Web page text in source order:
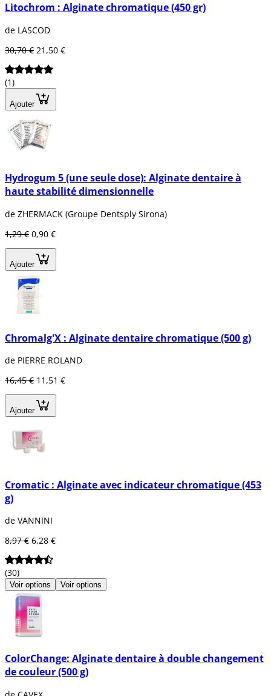
Litochrom : Alginate chromatique (450 gr)
de LASCOD
30,70 € 21,50 €
(1)
Ajouter
Hydrogum 5 (une seule dose): Alginate dentaire à
haute stabilité dimensionnelle
de ZHERMACK (Groupe Dentsply Sirona)
1,29 € 0,90 €
Ajouter
Chromalg'X : Alginate dentaire chromatique (500 g)
de PIERRE ROLAND
16,45 € 11,51 €
Ajouter
Cromatic : Alginate avec indicateur chromatique (453
g)
de VANNINI
8,97 € 6,28 €
(30)
Voir options Voir options
ColorChange: Alginate dentaire à double changement
de couleur (500 g)